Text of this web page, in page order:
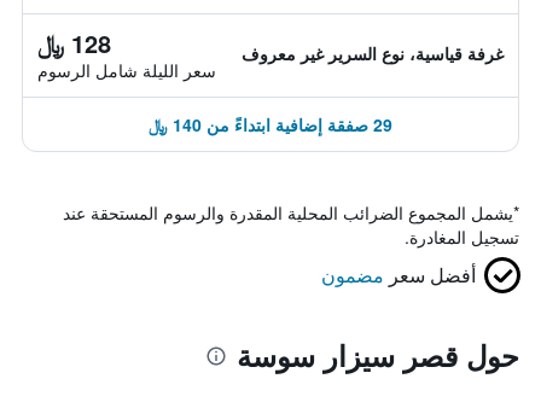
غرفة قياسية، نوع السرير غير معروف 128 ﷼
سعر الليلة شامل الرسوم
29 صفقة إضافية ابتداءً من 140 ﷼
*يشمل المجموع الضرائب المحلية المقدرة والرسوم المستحقة عند
تسجيل المغادرة.
أفضل سعر مضمون
حول قصر سيزار سوسة